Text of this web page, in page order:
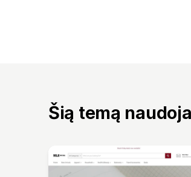
Šią temą